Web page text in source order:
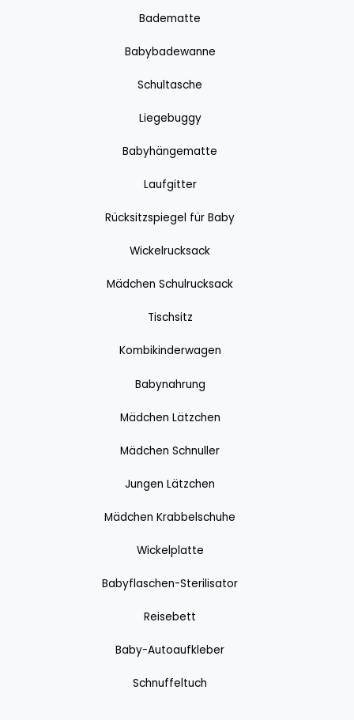
Badematte
Babybadewanne
Schultasche
Liegebuggy
Babyhängematte
Laufgitter
Rücksitzspiegel für Baby
Wickelrucksack
Mädchen Schulrucksack
Tischsitz
Kombikinderwagen
Babynahrung
Mädchen Lätzchen
Mädchen Schnuller
Jungen Lätzchen
Mädchen Krabbelschuhe
Wickelplatte
Babyflaschen-Sterilisator
Reisebett
Baby-Autoaufkleber
Schnuffeltuch